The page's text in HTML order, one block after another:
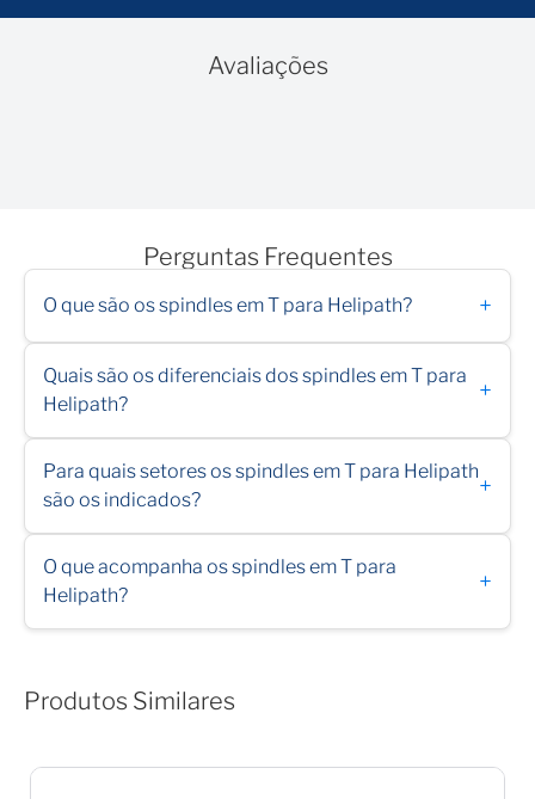
Avaliações
Perguntas Frequentes
O que são os spindles em T para Helipath? +
Quais são os diferenciais dos spindles em T para
Helipath?
+
Para quais setores os spindles em T para Helipath
são os indicados?
+
O que acompanha os spindles em T para
Helipath?
+
Produtos Similares